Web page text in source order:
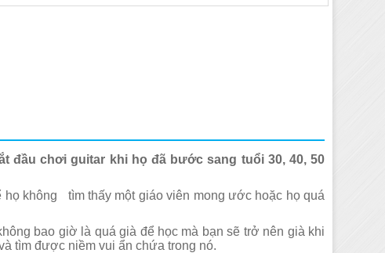
chơi guitar khi họ đã bước sang tuổi 30, 40, 50
không tìm thấy một giáo viên mong ước hoặc họ quá
bao giờ là quá già để học mà bạn sẽ trở nên già khi
tìm được niềm vui ẩn chứa trong nó.